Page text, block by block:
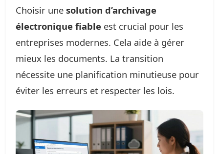
Choisir une solution d’archivage
électronique fiable est crucial pour les
entreprises modernes. Cela aide à gérer
mieux les documents. La transition
nécessite une planification minutieuse pour
éviter les erreurs et respecter les lois.